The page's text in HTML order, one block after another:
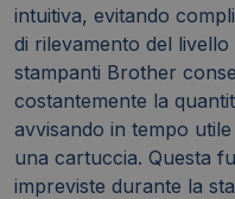
intuitiva, evitando
di rilevamento del
stampanti Brother
costantemente la
avvisando in tempo
una cartuccia. Questa
impreviste durante la